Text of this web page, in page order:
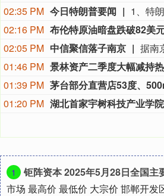
02:35 PM 今日特朗普要闻
02:16 PM 布伦特原油暗盘跌破82美
02:05 PM 中信聚信落子南京
01:46 PM 景林资产二季度大幅减持
01:39 PM
01:20 PM 湖北首家宇树科技产业学
1
钜阵资本 2025年5月28日全国主要批发
市场 最高价 最低价 大宗价 邯郸开发